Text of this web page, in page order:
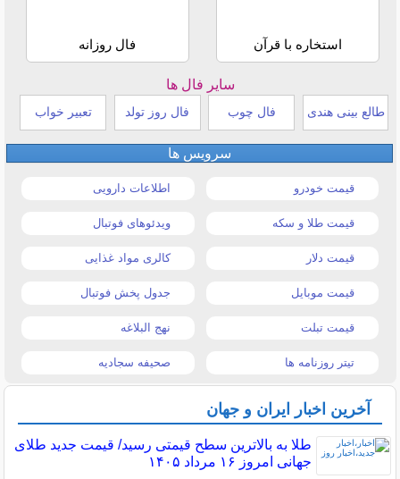
استخاره با قرآن فال روزانه
سایر فال ها
طالع بینی هندی فال چوب فال روز تولد تعبیر خواب
سرویس ها
قیمت خودرو اطلاعات دارویی
قیمت طلا و سکه ویدئوهای فوتبال
قیمت دلار کالری مواد غذایی
قیمت موبایل جدول پخش فوتبال
قیمت تبلت نهج البلاغه
تیتر روزنامه ها صحیفه سجادیه
آخرین اخبار ایران و جهان
طلا به بالاترین سطح قیمتی رسید/ قیمت جدید طلای
جهانی امروز ۱۶ مرداد ۱۴۰۵